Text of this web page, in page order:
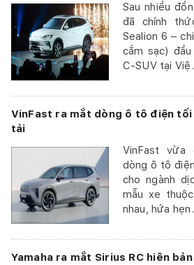
Sau nhiều
đã chính
Sealion 6 –
cắm sạc)
C-SUV tại
VinFast ra mắt dòng ô tô điện
tải
VinFast vừa
dòng ô tô
cho ngành
mẫu xe
nhau, hứa
Yamaha ra mắt Sirius RC hiên